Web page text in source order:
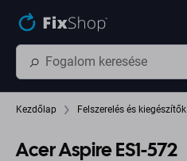
Kezdőlap Felszerelés és kiegészítők
Acer Aspire ES1-572